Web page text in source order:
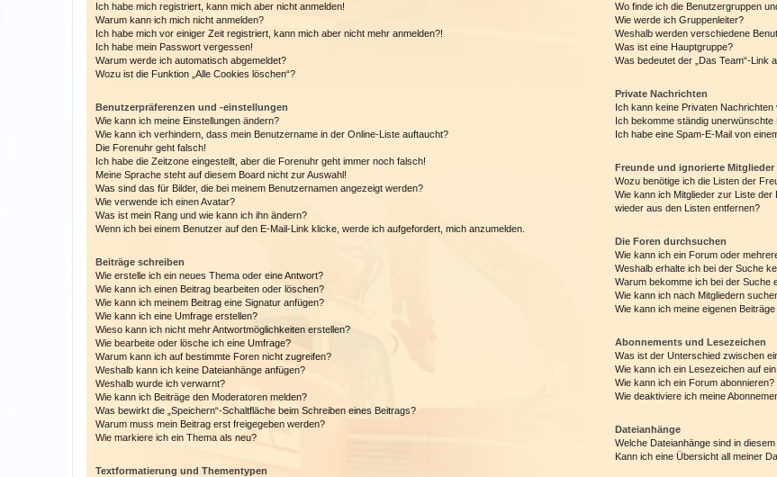
Ich habe mich registriert, kann mich aber nicht anmelden!
Warum kann ich mich nicht anmelden?
Ich habe mich vor einiger Zeit registriert, kann mich aber nicht mehr anmelden?!
Ich habe mein Passwort vergessen!
Warum werde ich automatisch abgemeldet?
Wozu ist die Funktion „Alle Cookies löschen“?
Benutzerpräferenzen und -einstellungen
Wie kann ich meine Einstellungen ändern?
Wie kann ich verhindern, dass mein Benutzername in der Online-Liste auftaucht?
Die Forenuhr geht falsch!
Ich habe die Zeitzone eingestellt, aber die Forenuhr geht immer noch falsch!
Meine Sprache steht auf diesem Board nicht zur Auswahl!
Was sind das für Bilder, die bei meinem Benutzernamen angezeigt werden?
Wie verwende ich einen Avatar?
Was ist mein Rang und wie kann ich ihn ändern?
Wenn ich bei einem Benutzer auf den E-Mail-Link klicke, werde ich aufgefordert, mich anzumelden.
Beiträge schreiben
Wie erstelle ich ein neues Thema oder eine Antwort?
Wie kann ich einen Beitrag bearbeiten oder löschen?
Wie kann ich meinem Beitrag eine Signatur anfügen?
Wie kann ich eine Umfrage erstellen?
Wieso kann ich nicht mehr Antwortmöglichkeiten erstellen?
Wie bearbeite oder lösche ich eine Umfrage?
Warum kann ich auf bestimmte Foren nicht zugreifen?
Weshalb kann ich keine Dateianhänge anfügen?
Weshalb wurde ich verwarnt?
Wie kann ich Beiträge den Moderatoren melden?
Was bewirkt die „Speichern“-Schaltfläche beim Schreiben eines Beitrags?
Warum muss mein Beitrag erst freigegeben werden?
Wie markiere ich ein Thema als neu?
Textformatierung und Thementypen
Wo finde ich die Benutzergruppen
Wie werde ich Gruppenleiter?
Weshalb werden verschiedene
Was ist eine Hauptgruppe?
Was bedeutet der „Das Team“-Link
Private Nachrichten
Ich kann keine Privaten Nachrichten
Ich bekomme ständig unerwünschte
Ich habe eine Spam-E-Mail von
Freunde und ignorierte Mitglieder
Wozu benötige ich die Listen der
Wie kann ich Mitglieder zur Liste
wieder aus den Listen entfernen?
Die Foren durchsuchen
Wie kann ich ein Forum oder
Weshalb erhalte ich bei der Suche
Warum bekomme ich bei der Suche
Wie kann ich nach Mitgliedern
Wie kann ich meine eigenen
Abonnements und Lesezeichen
Was ist der Unterschied zwischen
Wie kann ich ein Lesezeichen auf
Wie kann ich ein Forum abonnieren?
Wie deaktiviere ich meine
Dateianhänge
Welche Dateianhänge sind in
Kann ich eine Übersicht all meiner